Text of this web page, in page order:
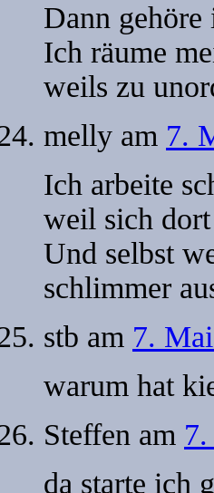
Dann
Ich räume
weils zu
melly am 7.
Ich arbeite
weil sich
Und selbst
schlimmer
stb am 7.
warum hat
Steffen am
da starte ich